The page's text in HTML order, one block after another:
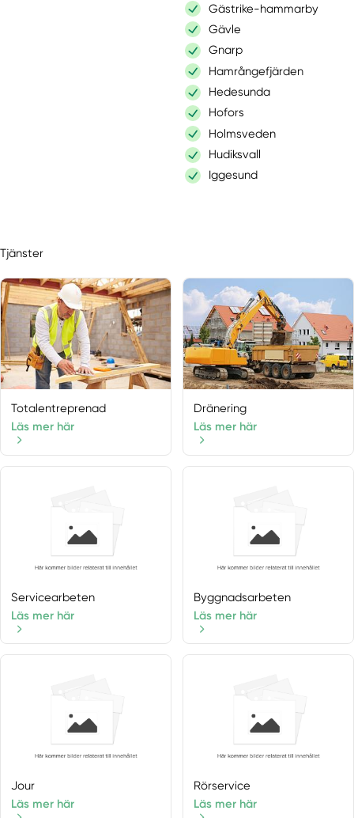
Gästrike-hammarby
Gävle
Gnarp
Hamrångefjärden
Hedesunda
Hofors
Holmsveden
Hudiksvall
Iggesund
Ljusdal
Marmaverken
Norrala
Norrsundet
Ockelbo
Rengsjö
Sandviken
Segersta
Söderhamn
Valbo
Voxnabruk
Dalarnas län
Älvdalen
Björbo
Dala-floda
Dala-husby
Dala-järna
Dalarnas län
Enviken
Tjänster
Totalentreprenad
Läs mer här
Dränering
Läs mer här
Servicearbeten
Läs mer här
Byggnadsarbeten
Läs mer här
Jour
Läs mer här
Rörservice
Läs mer här